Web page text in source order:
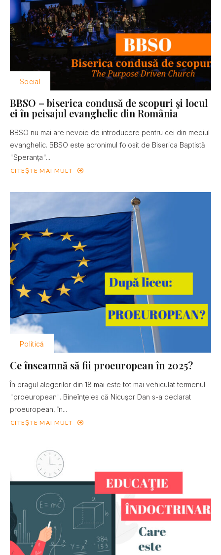
Social
BBSO – biserica condusă de scopuri şi locul
ei în peisajul evanghelic din România
BBSO nu mai are nevoie de introducere pentru cei din mediul
evanghelic. BBSO este acronimul folosit de Biserica Baptistă
"Speranţa"...
CITEȘTE MAI MULT
Politică
Ce înseamnă să fii proeuropean în 2025?
În pragul alegerilor din 18 mai este tot mai vehiculat termenul
"proeuropean". Bineînţeles că Nicuşor Dan s-a declarat
proeuropean, în...
CITEȘTE MAI MULT